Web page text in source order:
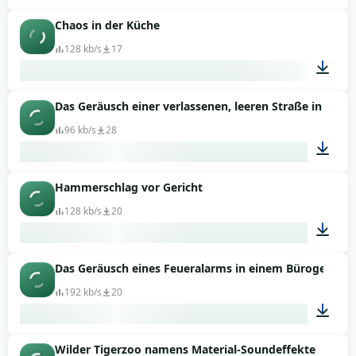
Chaos in der Küche
128 kb/s 17
00:45
Das Geräusch einer verlassenen, leeren Straße in
96 kb/s 28
Hammerschlag vor Gericht
128 kb/s 20
00:04
Das Geräusch eines Feueralarms in einem
192 kb/s 20
Wilder Tigerzoo namens Material-Soundeffekte